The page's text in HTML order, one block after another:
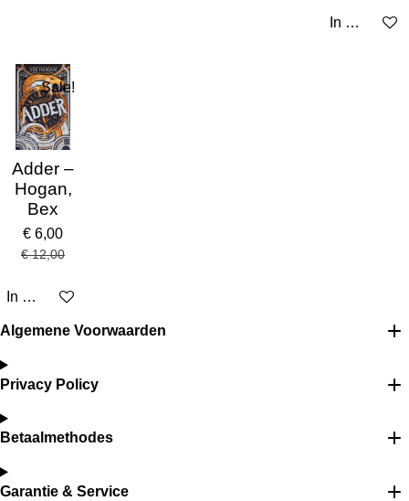
In
Sale!
Adder –
Hogan,
Bex
€ 6,00
€ 12,00
In winkelwagen
Algemene Voorwaarden
Privacy Policy
Betaalmethodes
Garantie & Service